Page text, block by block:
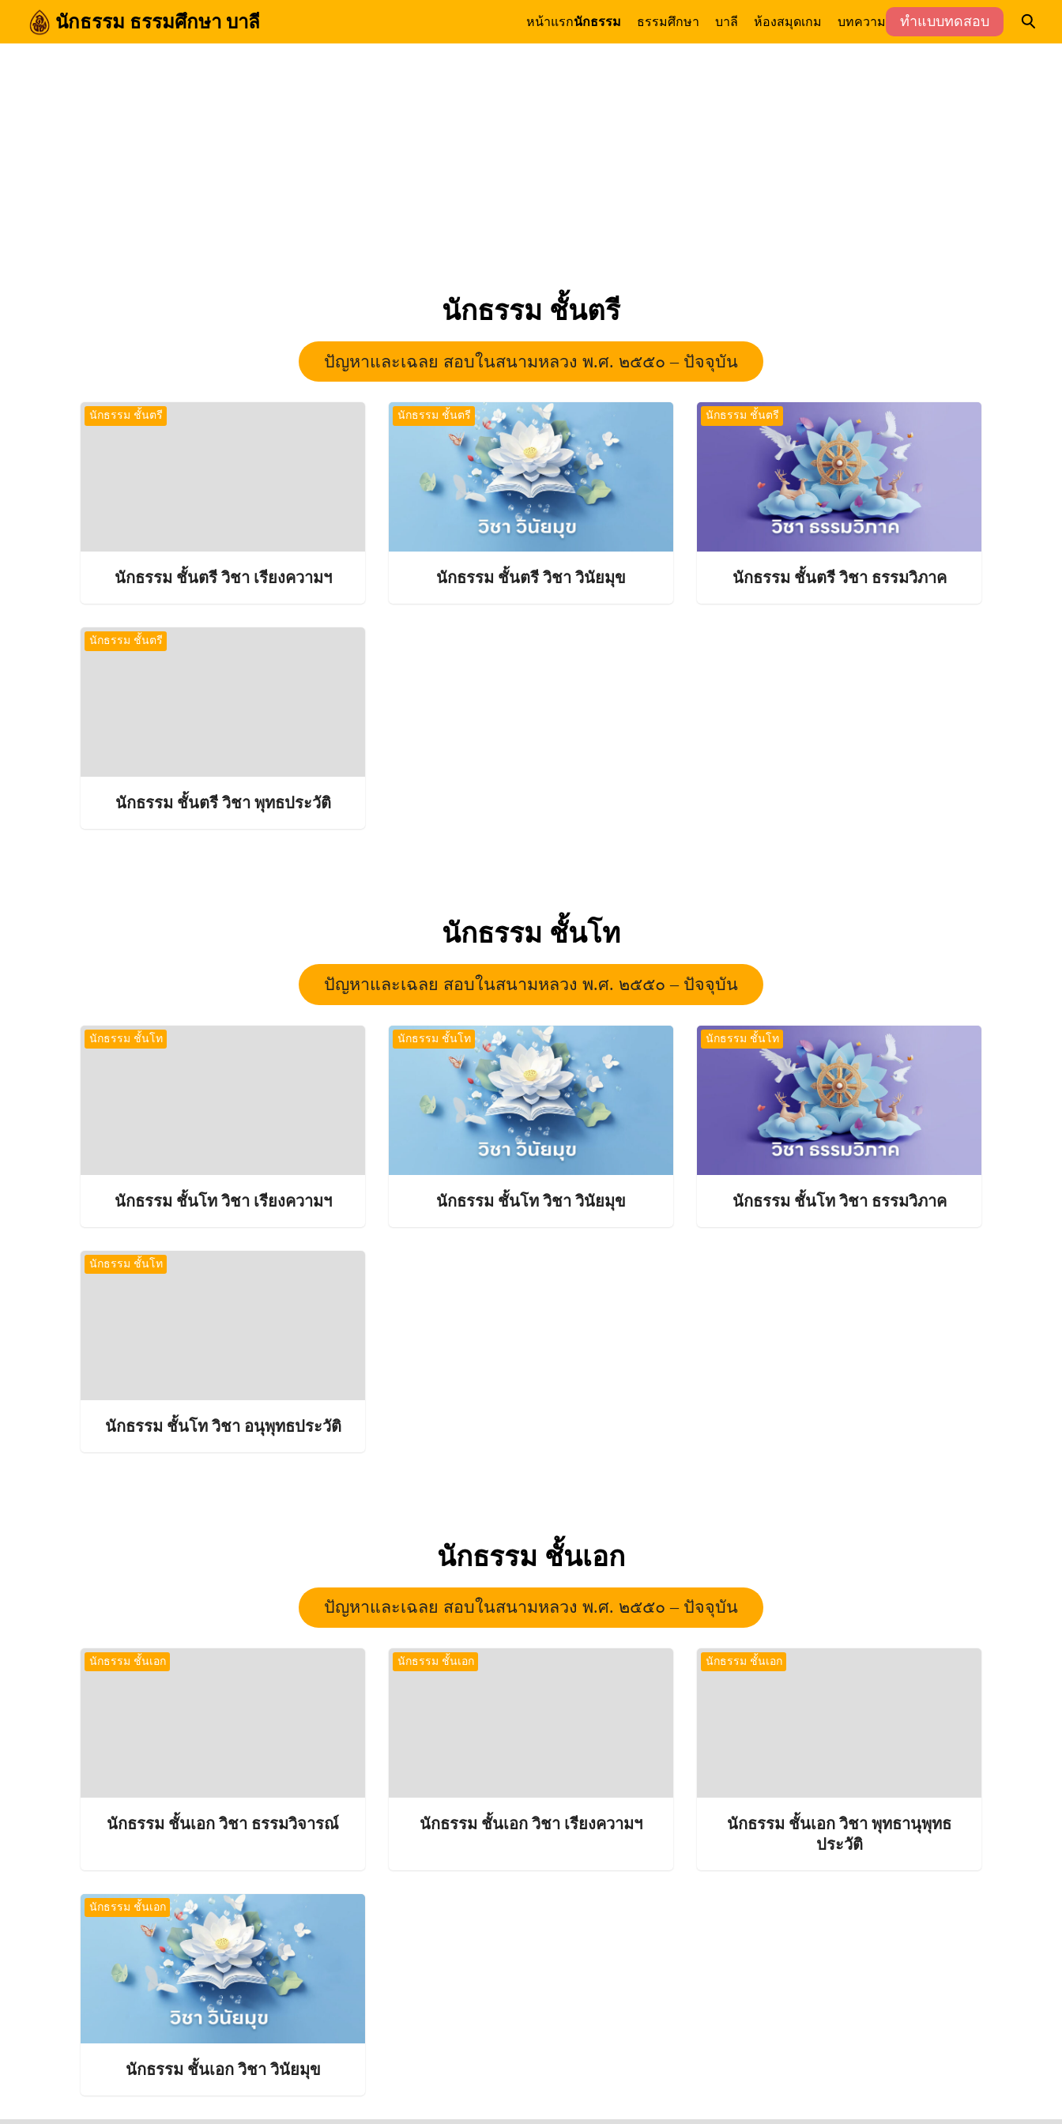
นักธรรม ธรรมศึกษา บาลี หน้าแรกนักธรรม ธรรมศึกษา บาลี ห้องสมุดเกม บทความ ทำแบบทดสอบ
นักธรรม ชั้นตรี
ปัญหาและเฉลย สอบในสนามหลวง พ.ศ. ๒๕๕๐ – ปัจจุบัน
นักธรรม ชั้นตรี
นักธรรม ชั้นตรี วิชา เรียงความฯ
นักธรรม ชั้นตรี
นักธรรม ชั้นตรี วิชา วินัยมุข
นักธรรม ชั้นตรี
นักธรรม ชั้นตรี วิชา ธรรมวิภาค
นักธรรม ชั้นตรี
นักธรรม ชั้นตรี วิชา พุทธประวัติ
นักธรรม ชั้นโท
ปัญหาและเฉลย สอบในสนามหลวง พ.ศ. ๒๕๕๐ – ปัจจุบัน
นักธรรม ชั้นโท
นักธรรม ชั้นโท วิชา เรียงความฯ
นักธรรม ชั้นโท
นักธรรม ชั้นโท วิชา วินัยมุข
นักธรรม ชั้นโท
นักธรรม ชั้นโท วิชา ธรรมวิภาค
นักธรรม ชั้นโท
นักธรรม ชั้นโท วิชา อนุพุทธประวัติ
นักธรรม ชั้นเอก
ปัญหาและเฉลย สอบในสนามหลวง พ.ศ. ๒๕๕๐ – ปัจจุบัน
นักธรรม ชั้นเอก
นักธรรม ชั้นเอก วิชา ธรรมวิจารณ์
นักธรรม ชั้นเอก
นักธรรม ชั้นเอก วิชา เรียงความฯ
นักธรรม ชั้นเอก
นักธรรม ชั้นเอก วิชา พุทธานุพุทธ
ประวัติ
นักธรรม ชั้นเอก
นักธรรม ชั้นเอก วิชา วินัยมุข